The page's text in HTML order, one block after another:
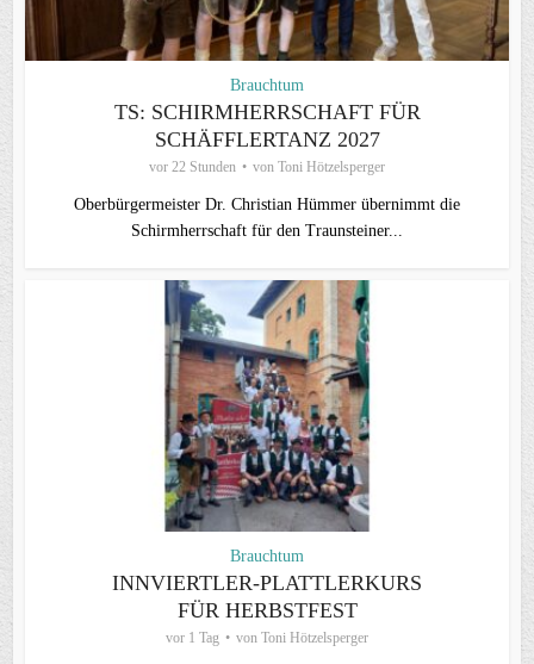
Brauchtum
TS: SCHIRMHERRSCHAFT FÜR
SCHÄFFLERTANZ 2027
vor 22 Stunden von Toni Hötzelsperger
Oberbürgermeister Dr. Christian Hümmer übernimmt die
Schirmherrschaft für den Traunsteiner...
Brauchtum
INNVIERTLER-PLATTLERKURS
FÜR HERBSTFEST
vor 1 Tag von Toni Hötzelsperger